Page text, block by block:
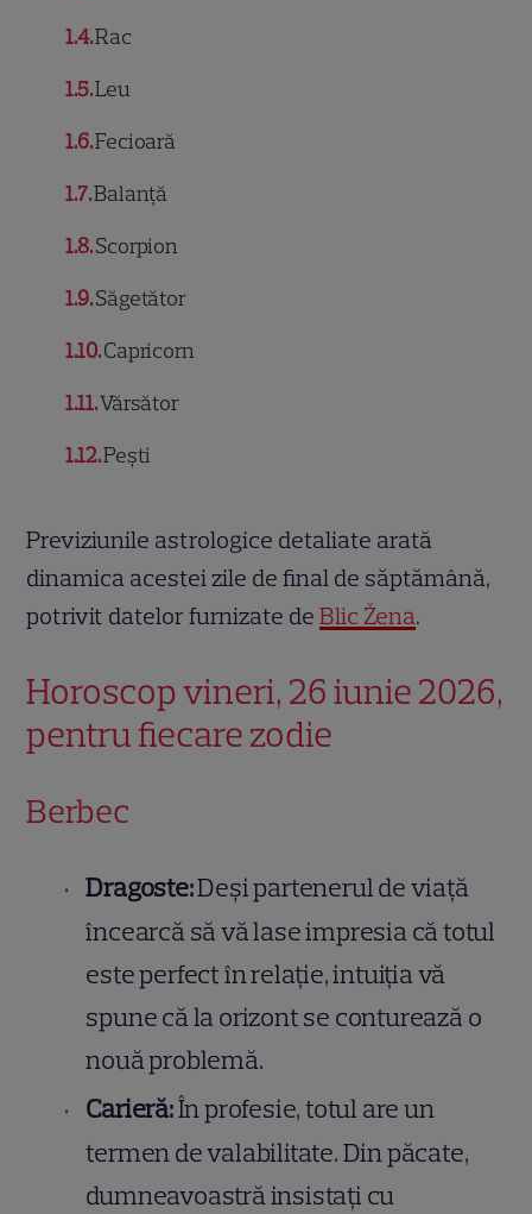
1.4Rac
1.5Leu
1.6Fecioară
1.7Balanță
1.8Scorpion
1.9Săgetător
1.10Capricorn
1.11Vărsător
1.12Pești
Previziunile astrologice detaliate arată
dinamica acestei zile de final de săptămână,
potrivit datelor furnizate deBlic Žena.
Horoscop vineri, 26 iunie 2026,
pentru fiecare zodie
Berbec
Dragoste:Deși partenerul de viață
încearcă să vă lase impresia că totul
este perfect în relație, intuiția vă
spune că la orizont se conturează o
nouă problemă.
Carieră:În profesie, totul are un
termen de valabilitate. Din păcate,
dumneavoastră insistați cu